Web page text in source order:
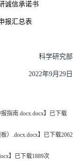
诚信承诺书
报汇总表
科学研究部
2022年9月 29 日
指南.docx.docx】已下载
）.docx.docx】已下载2062
】已下载1889次